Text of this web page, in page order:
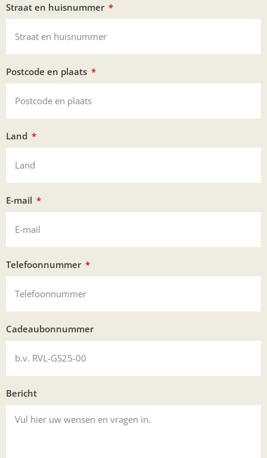
Straat en huisnummer
Postcode en plaats
Land
E-mail
Telefoonnummer
Cadeaubonnummer
Bericht